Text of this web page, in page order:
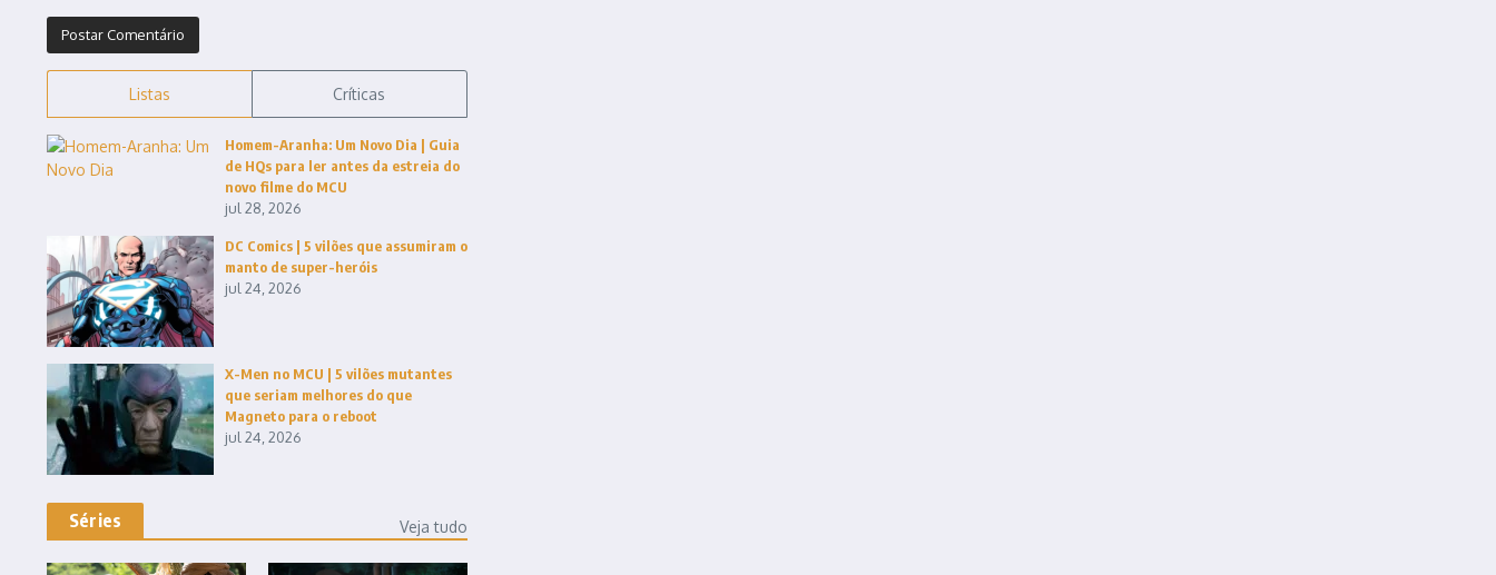
Listas Críticas
Homem-Aranha: Um Novo Dia | Guia
de HQs para ler antes da estreia do
novo filme do MCU
jul 28, 2026
DC Comics | 5 vilões que assumiram o
manto de super-heróis
jul 24, 2026
X-Men no MCU | 5 vilões mutantes
que seriam melhores do que
Magneto para o reboot
jul 24, 2026
Séries Veja tudo